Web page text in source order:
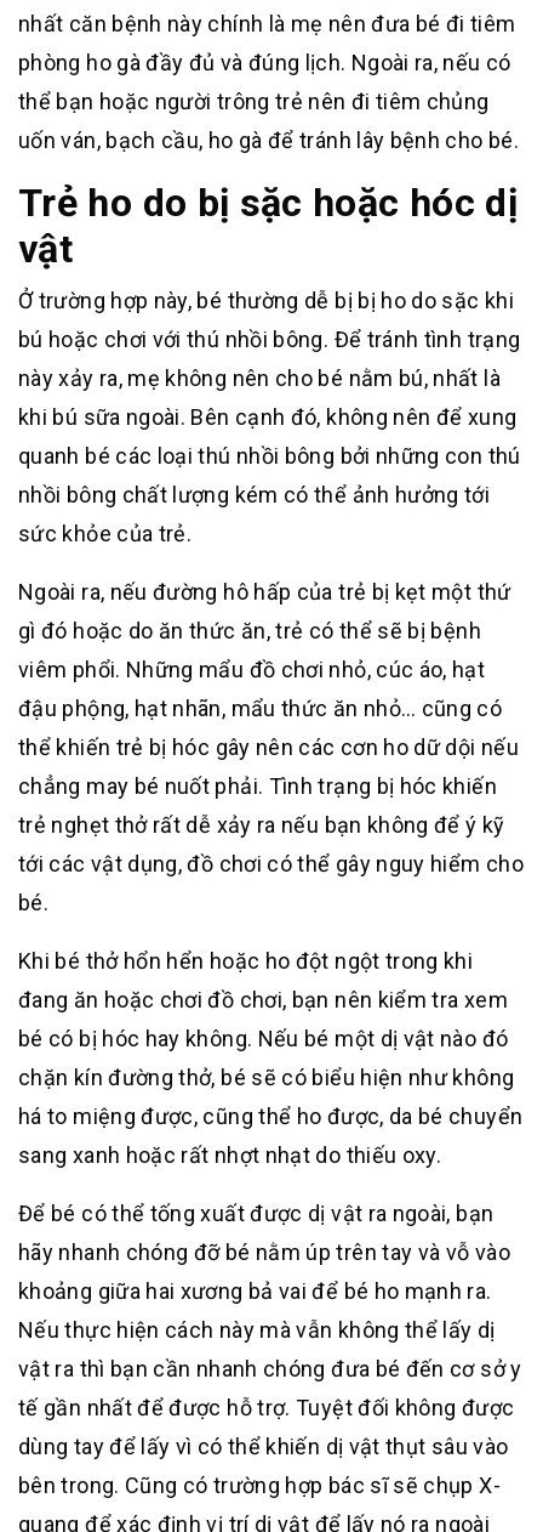
nhất căn bệnh này chính là mẹ nên đưa bé đi tiêm
phòng ho gà đầy đủ và đúng lịch. Ngoài ra, nếu có
thể bạn hoặc người trông trẻ nên đi tiêm chủng
uốn ván, bạch cầu, ho gà để tránh lây bệnh cho bé.
Trẻ ho do bị sặc hoặc hóc dị
vật
Ở trường hợp này, bé thường dễ bị bị ho do sặc khi
bú hoặc chơi với thú nhồi bông. Để tránh tình trạng
này xảy ra, mẹ không nên cho bé nằm bú, nhất là
khi bú sữa ngoài. Bên cạnh đó, không nên để xung
quanh bé các loại thú nhồi bông bởi những con thú
nhồi bông chất lượng kém có thể ảnh hưởng tới
sức khỏe của trẻ.
Ngoài ra, nếu đường hô hấp của trẻ bị kẹt một thứ
gì đó hoặc do ăn thức ăn, trẻ có thể sẽ bị bệnh
viêm phổi. Những mẩu đồ chơi nhỏ, cúc áo, hạt
đậu phộng, hạt nhãn, mẩu thức ăn nhỏ… cũng có
thể khiến trẻ bị hóc gây nên các cơn ho dữ dội nếu
chẳng may bé nuốt phải. Tình trạng bị hóc khiến
trẻ nghẹt thở rất dễ xảy ra nếu bạn không để ý kỹ
tới các vật dụng, đồ chơi có thể gây nguy hiểm cho
bé.
Khi bé thở hổn hển hoặc ho đột ngột trong khi
đang ăn hoặc chơi đồ chơi, bạn nên kiểm tra xem
bé có bị hóc hay không. Nếu bé một dị vật nào đó
chặn kín đường thở, bé sẽ có biểu hiện như không
há to miệng được, cũng thể ho được, da bé chuyển
sang xanh hoặc rất nhợt nhạt do thiếu oxy.
Để bé có thể tống xuất được dị vật ra ngoài, bạn
hãy nhanh chóng đỡ bé nằm úp trên tay và vỗ vào
khoảng giữa hai xương bả vai để bé ho mạnh ra.
Nếu thực hiện cách này mà vẫn không thể lấy dị
vật ra thì bạn cần nhanh chóng đưa bé đến cơ sở y
tế gần nhất để được hỗ trợ. Tuyệt đối không được
dùng tay để lấy vì có thể khiến dị vật thụt sâu vào
bên trong. Cũng có trường hợp bác sĩ sẽ chụp X-
quang để xác định vị trí dị vật để lấy nó ra ngoài